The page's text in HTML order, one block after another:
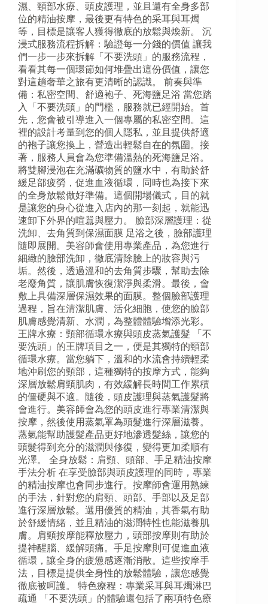
濕、頸部水療、頭皮護理，並且還有全身多部
位的精油按摩，最後更有特色的采耳與耳燭
等，目標是讓客人獲得徹底的放鬆與煥新。 沉
浸式服務流程拆解：驗證每一分錢的價值 讓我
們一步一步來拆解「不要洗頭」的服務流程，
看看其每一個環節如何堆疊出這份價值，讓您
對這趟奢華之旅有更清晰的認識。 前奏與準
備：私密空間、舒適袍子、死海鹽足浴 當您踏
入「不要洗頭」的門檻，服務就已經開始。首
先，您會被引導進入一個專屬的私密空間。這
裡的設計考量到您的個人隱私，並且提供舒適
的袍子讓您換上，營造出輕鬆自在的氛圍。接
著，服務人員會為您準備溫熱的死海鹽足浴。
將雙腳浸泡在充滿礦物質的鹽水中，有助於舒
緩足部疲勞，促進血液循環，同時也為接下來
的全身放鬆做好準備。這個開場儀式，目的就
是讓您的身心從進入店內的那一刻起，就能迅
速卸下外界的喧囂與壓力。 臉部深層護理：從
洗卸、去角質到保濕面膜 足浴之後，臉部護理
隨即展開。美容師會使用專業產品，為您進行
細緻的臉部洗卸，徹底清除臉上的妝容與污
垢。然後，透過溫和的去角質步驟，幫助去除
老廢角質，讓肌膚恢復潔淨與柔滑。最後，會
敷上具備深層保濕效果的面膜。整個臉部護理
過程，旨在清潔肌膚、活化細胞，使您的臉部
肌膚感覺清新、水潤，為整體體驗增添光彩。
王牌水療：頸部循環水療與頭皮蒸氣護髮 「不
要洗頭」的王牌項目之一，便是其獨特的頸部
循環水療。當您躺下，溫和的水流會持續輕柔
地沖刷您的頸部，這種獨特的按摩方式，能夠
深層放鬆肩頸肌肉，有效緩解長時間工作累積
的僵硬與不適。隨後，頭皮護理與蒸氣護髮將
會進行。美容師會為您的頭皮進行專業清潔與
按摩，然後使用蒸氣罩為頭髮進行深層滋養。
蒸氣能幫助護髮產品更好地滲透髮絲，讓您的
頭髮得到充分的滋潤與修復，變得更加柔順有
光澤。 全身放鬆：肩頸、頭部、手足精油按摩
手法分析 在享受臉部與頭皮護理的同時，專業
的精油按摩也會同步進行。按摩師會運用熟練
的手法，針對您的肩頸、頭部、手部以及足部
進行深層放鬆。選用優質的精油，其香氣有助
於舒緩情緒，並且精油的滋潤特性也能滋養肌
膚。肩頸按摩能釋放壓力，頭部按摩則有助於
提神醒腦、緩解頭痛。手足按摩則可促進血液
循環，讓全身的疲憊感逐漸消散。這些按摩手
法，目標是提供全身性的放鬆體驗，讓您感覺
徹底被呵護。 特色療程：專業采耳與耳燭淋巴
疏通 「不要洗頭」的體驗還包括了兩項特色療